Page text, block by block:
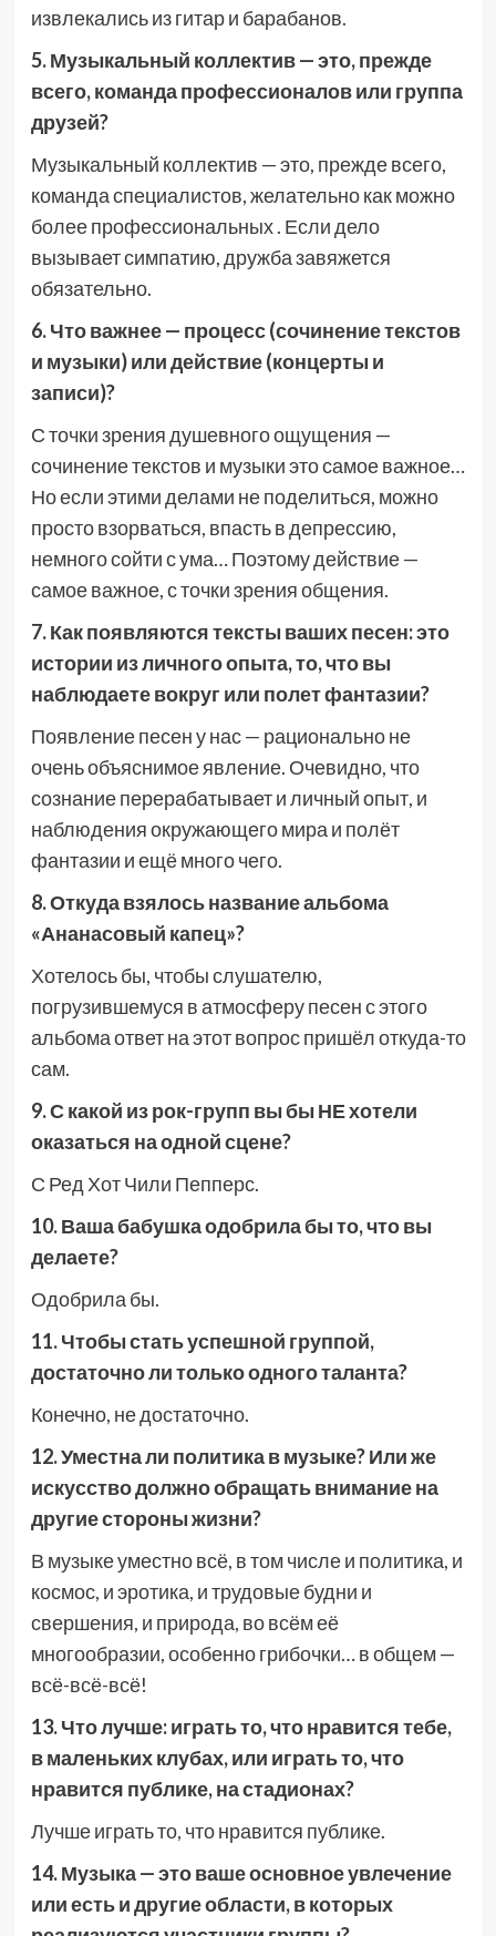
извлекались из гитар и барабанов.
5. Музыкальный коллектив — это, прежде
всего, команда профессионалов или группа
друзей?
Музыкальный коллектив — это, прежде всего,
команда специалистов, желательно как можно
более профессиональных . Если дело
вызывает симпатию, дружба завяжется
обязательно.
6. Что важнее — процесс (сочинение текстов
и музыки) или действие (концерты и
записи)?
С точки зрения душевного ощущения —
сочинение текстов и музыки это самое важное…
Но если этими делами не поделиться, можно
просто взорваться, впасть в депрессию,
немного сойти с ума… Поэтому действие —
самое важное, с точки зрения общения.
7. Как появляются тексты ваших песен: это
истории из личного опыта, то, что вы
наблюдаете вокруг или полет фантазии?
Появление песен у нас — рационально не
очень объяснимое явление. Очевидно, что
сознание перерабатывает и личный опыт, и
наблюдения окружающего мира и полёт
фантазии и ещё много чего.
8. Откуда взялось название альбома
«Ананасовый капец»?
Хотелось бы, чтобы слушателю,
погрузившемуся в атмосферу песен с этого
альбома ответ на этот вопрос пришёл откуда-то
сам.
9. С какой из рок-групп вы бы НЕ хотели
оказаться на одной сцене?
С Ред Хот Чили Пепперс.
10. Ваша бабушка одобрила бы то, что вы
делаете?
Одобрила бы.
11. Чтобы стать успешной группой,
достаточно ли только одного таланта?
Конечно, не достаточно.
12. Уместна ли политика в музыке? Или же
искусство должно обращать внимание на
другие стороны жизни?
В музыке уместно всё, в том числе и политика, и
космос, и эротика, и трудовые будни и
свершения, и природа, во всём её
многообразии, особенно грибочки… в общем —
всё-всё-всё!
13. Что лучше: играть то, что нравится тебе,
в маленьких клубах, или играть то, что
нравится публике, на стадионах?
Лучше играть то, что нравится публике.
14. Музыка — это ваше основное увлечение
или есть и другие области, в которых